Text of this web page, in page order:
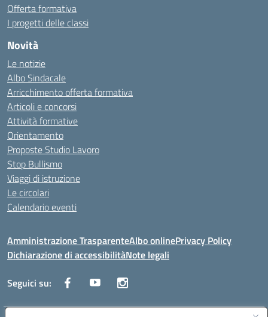
Offerta formativa
I progetti delle classi
Novità
Le notizie
Albo Sindacale
Arricchimento offerta formativa
Articoli e concorsi
Attività formative
Orientamento
Proposte Studio Lavoro
Stop Bullismo
Viaggi di istruzione
Le circolari
Calendario eventi
Amministrazione TrasparenteAlbo onlinePrivacy Policy
Dichiarazione di accessibilitàNote legali
Seguici su: